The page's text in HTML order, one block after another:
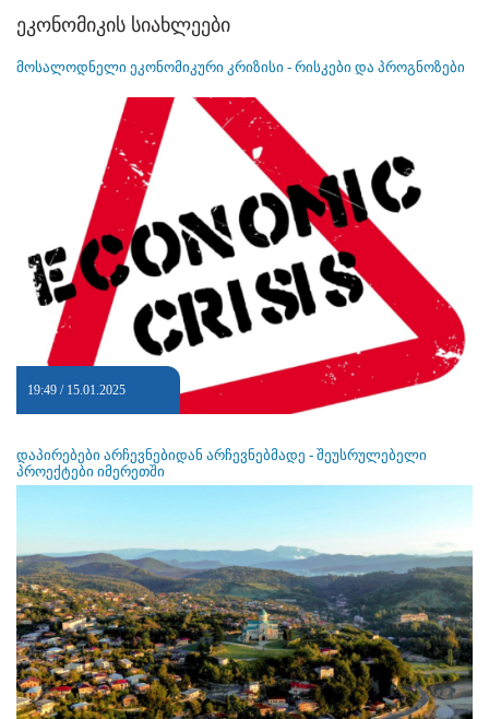
ეკონომიკის სიახლეები
მოსალოდნელი ეკონომიკური კრიზისი - რისკები და პროგნოზები
19:49 / 15.01.2025
დაპირებები არჩევნებიდან არჩევნებმადე - შეუსრულებელი
პროექტები იმერეთში